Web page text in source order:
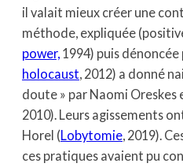
il valait mieux créer une
méthode, expliquée
power, 1994) puis
holocaust , 2012) a donné
doute » par Naomi Oreskes
2010). Leurs agissements
Horel (Lobytomie , 2019).
ces pratiques avaient pu